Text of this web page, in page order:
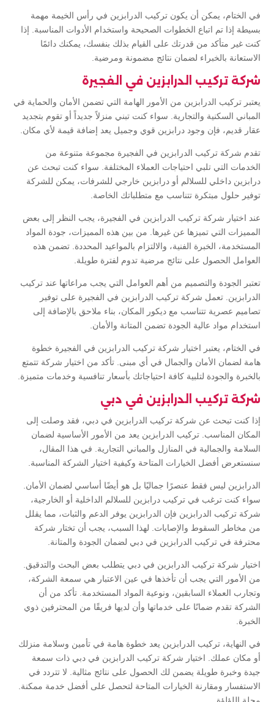
في الختام، يمكن أن يكون تركيب الدرابزين في رأس الخيمة مهمة
بسيطة إذا تم اتباع الخطوات الصحيحة واستخدام الأدوات المناسبة. إذا
كنت غير متأكد من قدرتك على القيام بذلك بنفسك، يمكنك دائمًا
الاستعانة بالخبراء لضمان نتائج مضمونة ومرضية.
شركة تركيب الدرابزين في الفجيرة
يعتبر تركيب الدرابزين من الأمور الهامة التي تضمن الأمان والحماية في
المباني السكنية والتجارية. سواء كنت تبني منزلاً جديداً أو تقوم بتجديد
عقار قديم، فإن وجود درابزين قوي وجميل يعد إضافة قيمة لأي مكان.
تقدم شركة تركيب الدرابزين في الفجيرة مجموعة متنوعة من
الخدمات التي تلبي احتياجات العملاء المختلفة. سواء كنت تبحث عن
درابزين داخلي للسلالم أو درابزين خارجي للشرفات، يمكن للشركة
توفير حلول مبتكرة تتناسب مع متطلباتك الخاصة.
عند اختيار شركة تركيب الدرابزين في الفجيرة، يجب النظر إلى بعض
المميزات التي تميزها عن غيرها. من بين هذه المميزات، جودة المواد
المستخدمة، الخبرة الفنية، والالتزام بالمواعيد المحددة. تضمن هذه
العوامل الحصول على نتائج مرضية تدوم لفترة طويلة.
تعتبر الجودة والتصميم من أهم العوامل التي يجب مراعاتها عند تركيب
الدرابزين. تعمل شركة تركيب الدرابزين في الفجيرة على توفير
تصاميم عصرية تتناسب مع ديكور المكان، بناء ملاحق بالإضافة إلى
استخدام مواد عالية الجودة تضمن المتانة والأمان.
في الختام، يعتبر اختيار شركة تركيب الدرابزين في الفجيرة خطوة
هامة لضمان الأمان والجمال في أي مبنى. تأكد من اختيار شركة تتمتع
بالخبرة والجودة لتلبية كافة احتياجاتك بأسعار تنافسية وخدمات متميزة.
شركة تركيب الدرابزين في دبي
إذا كنت تبحث عن شركة تركيب الدرابزين في دبي، فقد وصلت إلى
المكان المناسب. تركيب الدرابزين يعد من الأمور الأساسية لضمان
السلامة والجمالية في المنازل والمباني التجارية. في هذا المقال،
سنستعرض أفضل الخيارات المتاحة وكيفية اختيار الشركة المناسبة.
الدرابزين ليس فقط عنصرًا جماليًا بل هو أيضًا أساسي لضمان الأمان.
سواء كنت ترغب في تركيب درابزين للسلالم الداخلية أو الخارجية،
شركة تركيب الدرابزين فإن الدرابزين يوفر الدعم والثبات، مما يقلل
من مخاطر السقوط والإصابات. لهذا السبب، يجب أن تختار شركة
محترفة في تركيب الدرابزين في دبي لضمان الجودة والمتانة.
اختيار شركة تركيب الدرابزين في دبي يتطلب بعض البحث والتدقيق.
من الأمور التي يجب أن تأخذها في عين الاعتبار هي سمعة الشركة،
وتجارب العملاء السابقين، ونوعية المواد المستخدمة. تأكد من أن
الشركة تقدم ضمانًا على خدماتها وأن لديها فريقًا من المحترفين ذوي
الخبرة.
في النهاية، تركيب الدرابزين يعد خطوة هامة في تأمين وسلامة منزلك
أو مكان عملك. اختيار شركة تركيب الدرابزين في دبي ذات سمعة
جيدة وخبرة طويلة يضمن لك الحصول على نتائج مثالية. لا تتردد في
الاستفسار ومقارنة الخيارات المتاحة لتحصل على أفضل خدمة ممكنة.